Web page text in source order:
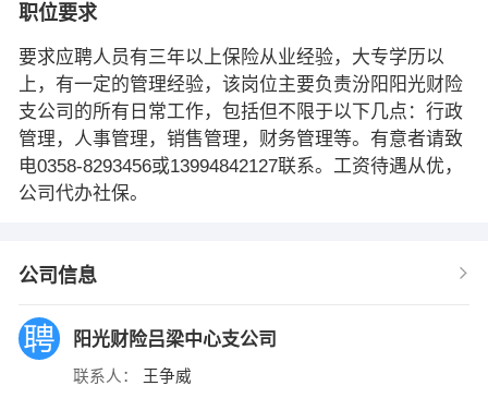
职位要求
要求应聘人员有三年以上保险从业经验，大专学历以
上，有一定的管理经验，该岗位主要负责汾阳阳光财险
支公司的所有日常工作，包括但不限于以下几点：行政
管理，人事管理，销售管理，财务管理等。有意者请致
电0358-8293456或13994842127联系。工资待遇从优，
公司代办社保。
公司信息
阳光财险吕梁中心支公司
联系人： 王争威